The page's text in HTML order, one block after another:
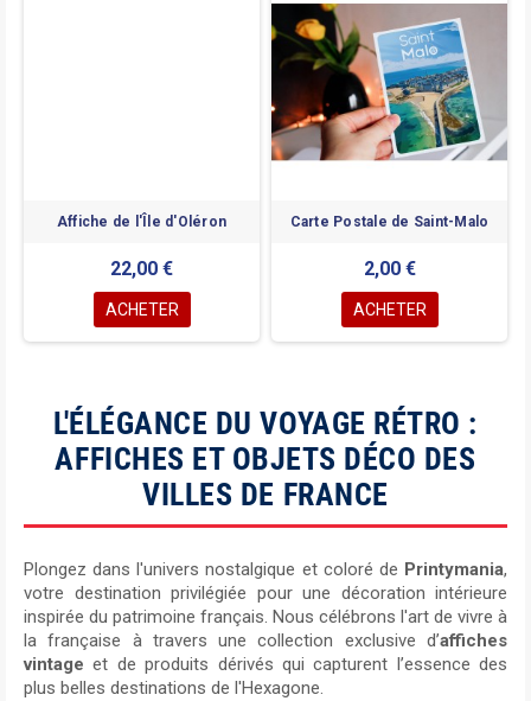
Affiche de l'Île d'Oléron
22,00 €
ACHETER
Carte Postale de Saint-Malo
2,00 €
ACHETER
L'ÉLÉGANCE DU VOYAGE RÉTRO :
AFFICHES ET OBJETS DÉCO DES
VILLES DE FRANCE
Plongez dans l'univers nostalgique et coloré de Printymania,
votre destination privilégiée pour une décoration intérieure
inspirée du patrimoine français. Nous célébrons l'art de vivre à
la française à travers une collection exclusive d’affiches
vintage et de produits dérivés qui capturent l’essence des
plus belles destinations de l'Hexagone.